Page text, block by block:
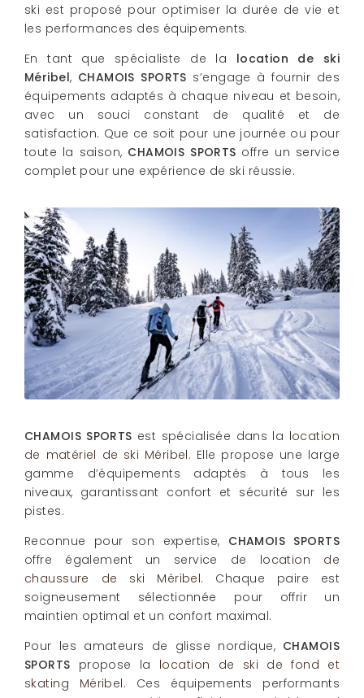
ski est proposé pour optimiser la durée de vie et
les performances des équipements.
En tant que spécialiste de la location de ski
Méribel, CHAMOIS SPORTS s’engage à fournir des
équipements adaptés à chaque niveau et besoin,
avec un souci constant de qualité et de
satisfaction. Que ce soit pour une journée ou pour
toute la saison, CHAMOIS SPORTS offre un service
complet pour une expérience de ski réussie.
CHAMOIS SPORTS est spécialisée dans la location
de matériel de ski Méribel. Elle propose une large
gamme d’équipements adaptés à tous les
niveaux, garantissant confort et sécurité sur les
pistes.
Reconnue pour son expertise, CHAMOIS SPORTS
offre également un service de location de
chaussure de ski Méribel. Chaque paire est
soigneusement sélectionnée pour offrir un
maintien optimal et un confort maximal.
Pour les amateurs de glisse nordique, CHAMOIS
SPORTS propose la location de ski de fond et
skating Méribel. Ces équipements performants